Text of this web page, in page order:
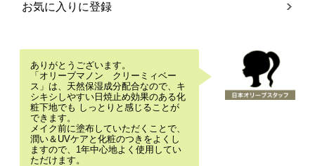
お気に入りに登録
ありがとうございます。
「オリーブマノン クリーミィベー
ス」は、天然保湿成分配合なので、キ
シキシしやすい日焼止め効果のある化
粧下地でも しっとりと感じることが
できます。
メイク前に塗布していただくことで、
潤い＆UVケアと化粧のつきをよくし
ますので、1年中心地よく使用してい
ただけます。